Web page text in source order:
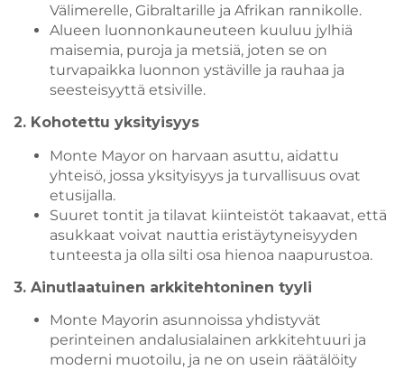
Välimerelle, Gibraltarille ja Afrikan rannikolle.
Alueen luonnonkauneuteen kuuluu jylhiä
maisemia, puroja ja metsiä, joten se on
turvapaikka luonnon ystäville ja rauhaa ja
seesteisyyttä etsiville.
2. Kohotettu yksityisyys
Monte Mayor on harvaan asuttu, aidattu
yhteisö, jossa yksityisyys ja turvallisuus ovat
etusijalla.
Suuret tontit ja tilavat kiinteistöt takaavat, että
asukkaat voivat nauttia eristäytyneisyyden
tunteesta ja olla silti osa hienoa naapurustoa.
3. Ainutlaatuinen arkkitehtoninen tyyli
Monte Mayorin asunnoissa yhdistyvät
perinteinen andalusialainen arkkitehtuuri ja
moderni muotoilu, ja ne on usein räätälöity